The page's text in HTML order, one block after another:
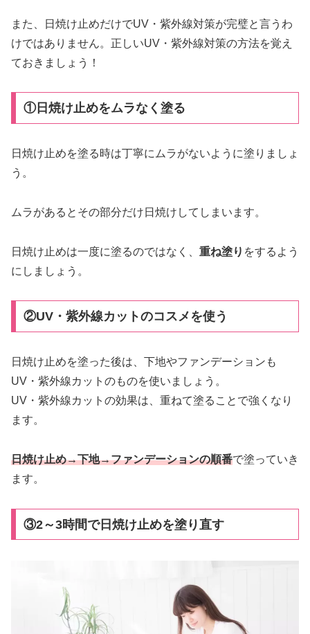
また、日焼け止めだけでUV・紫外線対策が完璧と言うわ
けではありません。正しいUV・紫外線対策の方法を覚え
ておきましょう！
①日焼け止めをムラなく塗る
日焼け止めを塗る時は丁寧にムラがないように塗りましょ
う。
ムラがあるとその部分だけ日焼けしてしまいます。
日焼け止めは一度に塗るのではなく、 重ね塗り をするよう
にしましょう。
②UV・紫外線カットのコスメを使う
日焼け止めを塗った後は、下地やファンデーションも
UV・紫外線カットのものを使いましょう。
UV・紫外線カットの効果は、重ねて塗ることで強くなり
ます。
日焼け止め→下地→ファンデーションの順番で塗っていき
ます。
③2～3時間で日焼け止めを塗り直す